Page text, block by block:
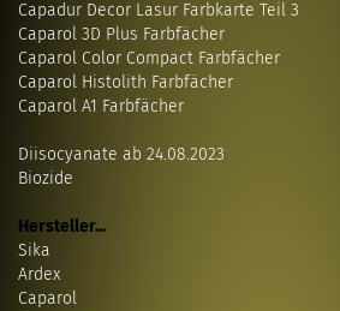
Capadur Decor Lasur Farbkarte Teil 3
Caparol 3D Plus Farbfächer
Caparol Color Compact Farbfächer
Caparol Histolith Farbfächer
Caparol A1 Farbfächer
Diisocyanate ab 24.08.2023
Biozide
Hersteller...
Sika
Ardex
Caparol